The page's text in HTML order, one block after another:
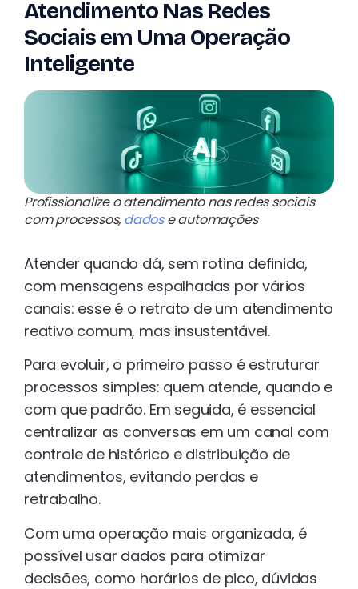
Atendimento Nas Redes
Sociais em Uma Operação
Inteligente
Profissionalize o atendimento nas redes sociais
com processos, dadose automações
Atender quando dá, sem rotina definida,
com mensagens espalhadas por vários
canais: esse é o retrato de um atendimento
reativo comum, mas insustentável.
Para evoluir, o primeiro passo é estruturar
processos simples: quem atende, quando e
com que padrão. Em seguida, é essencial
centralizar as conversas em um canal com
controle de histórico e distribuição de
atendimentos, evitando perdas e
retrabalho.
Com uma operação mais organizada, é
possível usar dados para otimizar
decisões, como horários de pico, dúvidas